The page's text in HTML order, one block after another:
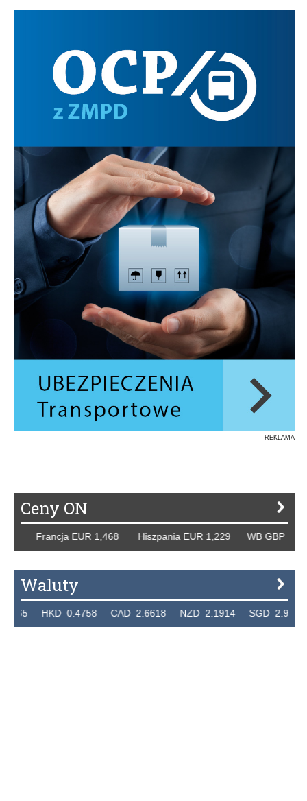
REKLAMA
Ceny ON
EUR 1,468 Hiszpania EUR 1,229 WB GBP 1,318
Waluty
HKD 0.4758 CAD 2.6618 NZD 2.1914 SGD 2.9123